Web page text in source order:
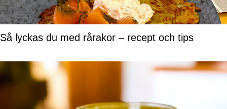
Så lyckas du med rårakor – recept och tips